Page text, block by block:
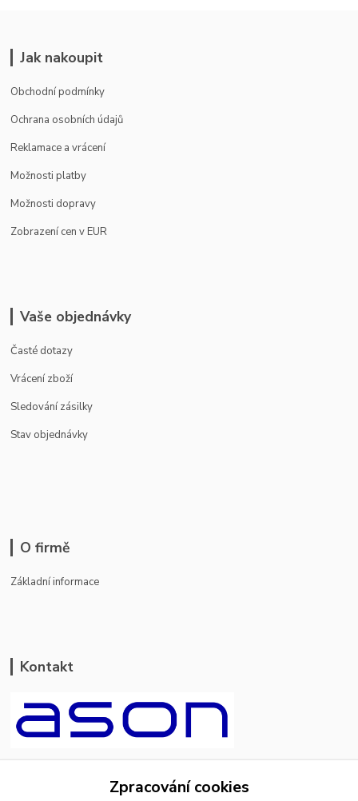
Jak nakoupit
Obchodní podmínky
Ochrana osobních údajů
Reklamace a vrácení
Možnosti platby
Možnosti dopravy
Zobrazení cen v EUR
Vaše objednávky
Časté dotazy
Vrácení zboží
Sledování zásilky
Stav objednávky
O firmě
Základní informace
Kontakt
Zpracování cookies